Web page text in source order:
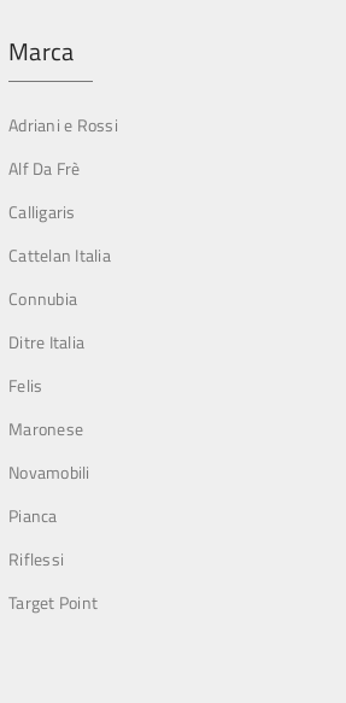
Marca
Adriani e Rossi
Alf Da Frè
Calligaris
Cattelan Italia
Connubia
Ditre Italia
Felis
Maronese
Novamobili
Pianca
Riflessi
Target Point